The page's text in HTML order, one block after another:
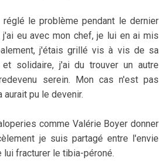
réglé le problème pendant le dernier
j'ai eu avec mon chef, je lui en ai mis
j'étais grillé vis à vis de sa
et solidaire, j'ai du trouver un autre
serein. Mon cas n'est pas
pu le devenir.
comme Valérie Boyer donner
je suis partagé entre l'envie
lui fracturer le tibia-péroné.